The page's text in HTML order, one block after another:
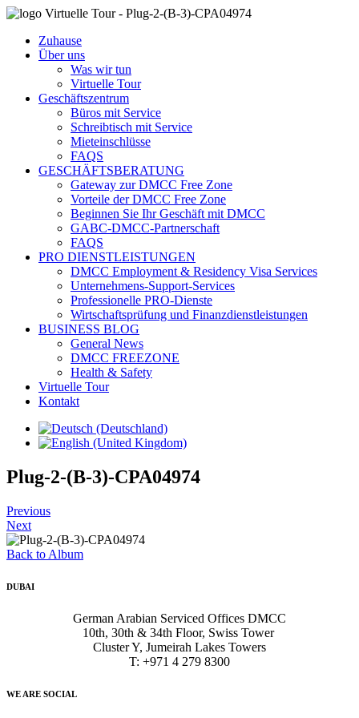
Zuhause
Über uns
Was wir tun
Virtuelle Tour
Geschäftszentrum
Büros mit Service
Schreibtisch mit Service
Mieteinschlüsse
FAQS
GESCHÄFTSBERATUNG
Gateway zur DMCC Free Zone
Vorteile der DMCC Free Zone
Beginnen Sie Ihr Geschäft mit DMCC
GABC-DMCC-Partnerschaft
FAQS
PRO DIENSTLEISTUNGEN
DMCC Employment & Residency Visa Services
Unternehmens-Support-Services
Professionelle PRO-Dienste
Wirtschaftsprüfung und Finanzdienstleistungen
BUSINESS BLOG
General News
DMCC FREEZONE
Health & Safety
Virtuelle Tour
Kontakt
Plug-2-(B-3)-CPA04974
Previous
Next
Back to Album
DUBAI
German Arabian Serviced Offices DMCC
10th, 30th & 34th Floor, Swiss Tower
Cluster Y, Jumeirah Lakes Towers
T: +971 4 279 8300
WE ARE SOCIAL